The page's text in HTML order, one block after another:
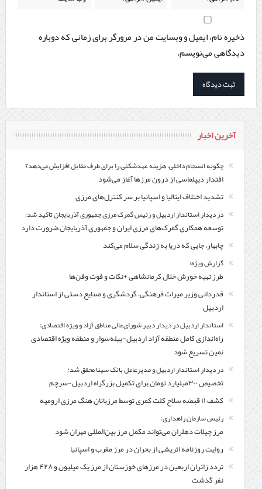
ذخیره نام، ایمیل و وبسایت من در مرورگر برای زمانی که دوباره
دیدگاهی می‌نویسم.
آخرین اخبار
چگونه انسجام داخلی، هزینه عهدشکنی را برای طرف مقابل افزایش می‌دهد؟
اقتدار دیپلماسی از درون مرزها آغاز می‌شود
تشدید اختلاف ایتالیا و اسپانیا بر سر کنترل‌های مرزی
در دیدار استاندار اردبیل و رئیس گمرک مرزی جمهوری آذربایجان تاکید شد؛
توسعه همکاری گمرک‌های مرزی ایران و جمهوری آذربایجان ضرورت دارد
چابهار، جایی که دریا به زندگی سلام می‌کند
گزارش ویژه؛
طرز تهیه خورش خلال کرمانشاهی +نکات و فوت وفن‌ها
قدردانی وزیر میراث فرهنگی، گردشگری و صنایع دستی از استاندار
اردبیل
استاندار اردبیل در دیدار دبیر شورای‌عالی مناطق آزاد و ویژه اقتصادی:
راه‌اندازی کامل منطقه آزاد اردبیل-بیله‌سوار و منطقه ویژه اقتصادی
نمین تسریع شود
در دیدار استاندار اردبیل و مدیرعامل بانک سینا محقق شد؛
تخصیص ۳۰۰میلیارد تومان برای تکمیل بزرگراه اردبیل-سرچم
کشف ۱۱ قبضه سلاح کلت کمری توسط مرزبانان هنگ مرزی ارومیه
رئیس سازمان راهداری:
مرز چیلات دهلران می‌تواند مکمل مرز بین‌المللی مهران شود
روایت روزنامه اتریشی از بحران در مرز مغرب و اسپانیا
تردد زائران اربعین در مرزهای خوزستان از مرز یک میلیون و ۴۲۸ هزار
نفر گذشت